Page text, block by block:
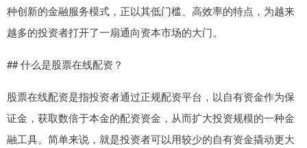
种创新的金融服务模式，正以其低门槛、高效率的特点，为越来
越多的投资者打开了一扇通向资本市场的大门。
## 什么是股票在线配资？
股票在线配资是指投资者通过正规配资平台，以自有资金作为保
证金，获取数倍于本金的配资资金，从而扩大投资规模的一种金
融工具。简单来说，就是投资者可以用较少的自有资金撬动更大